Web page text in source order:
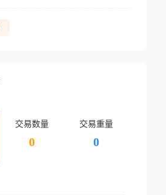
交易数量
0
交易重量
0